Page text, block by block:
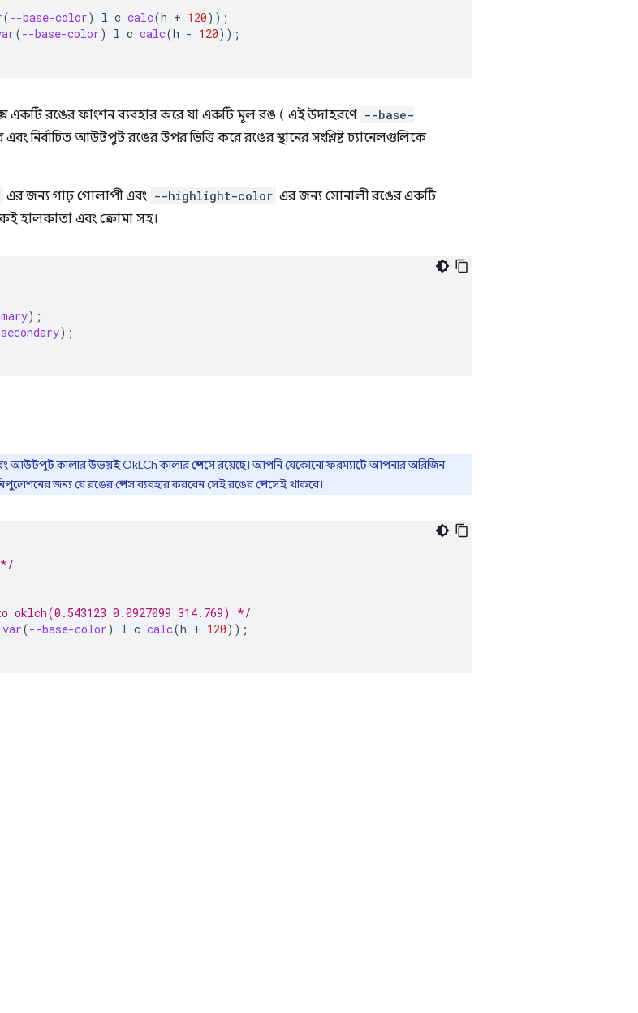
(--base-color) l c calc(h + 120));
(--base-color) l c calc(h - 120));
একটি রঙের ফাংশন ব্যবহার করে যা একটি মূল রঙ ( এই উদাহরণে --base-
নির্বাচিত আউটপুট রঙের উপর ভিত্তি করে রঙের স্থানের সংশ্লিষ্ট চ্যানেলগুলিকে
এর জন্য গাঢ় গোলাপী এবং --highlight-color এর জন্য সোনালী রঙের একটি
হালকাতা এবং ক্রোমা সহ।
);
);
আউটপুট কালার উভয়ই OkLCh কালার স্পেসে রয়েছে। আপনি যেকোনো ফরম্যাটে আপনার অরিজিন
জন্য যে রঙের স্পেস ব্যবহার করবেন সেই রঙের স্পেসেই থাকবে।
0.0927099 314.769) */
var(--base-color) l c calc(h + 120));